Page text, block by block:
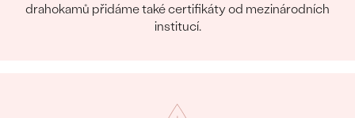
drahokamů přidáme také certifikáty od mezinárodních
institucí.